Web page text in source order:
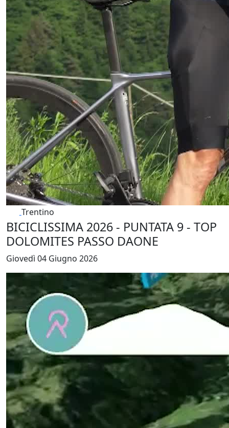
Trentino
BICICLISSIMA 2026 - PUNTATA 9 - TOP
DOLOMITES PASSO DAONE
Giovedì 04 Giugno 2026